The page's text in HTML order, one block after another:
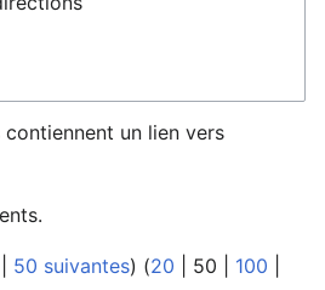
un lien vers
50 suivantes) (20 50 100